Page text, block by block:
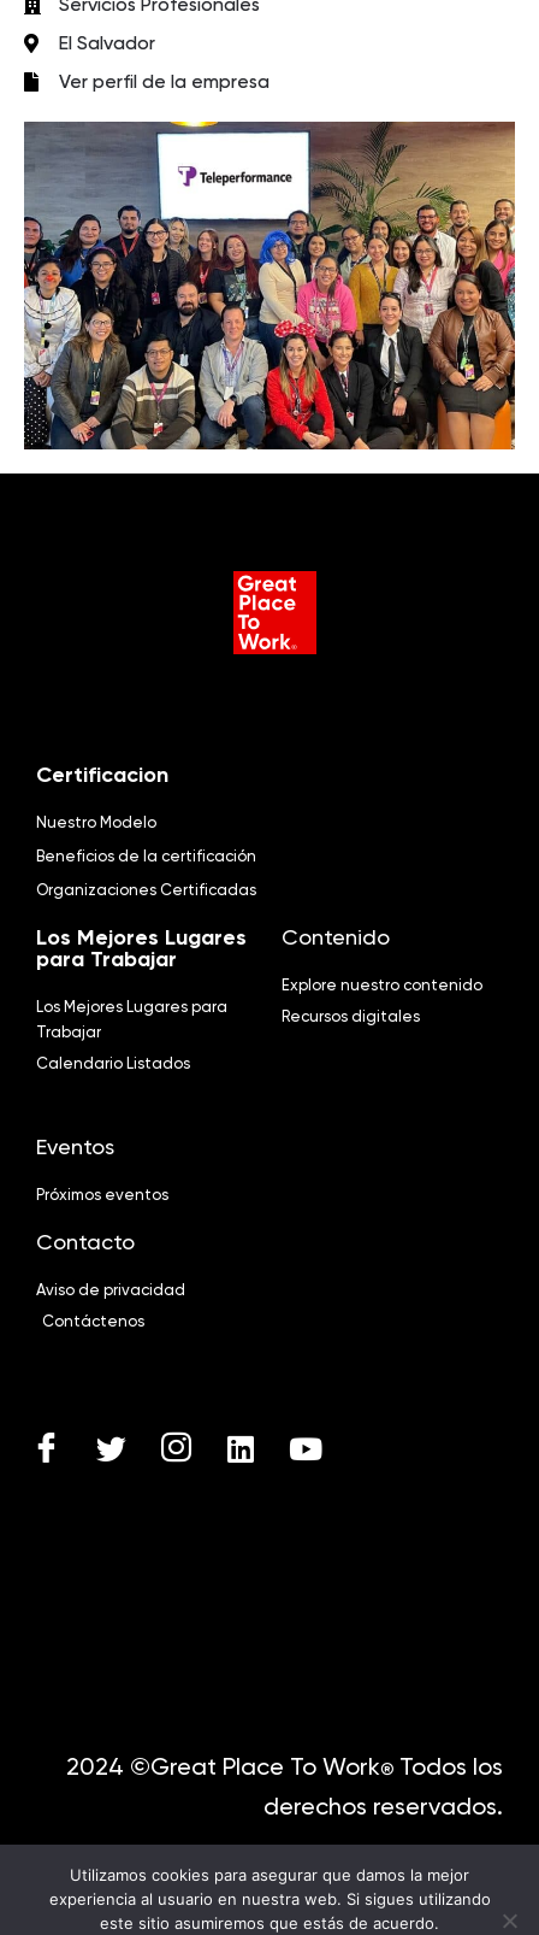
El Salvador
Ver perfil de la empresa
Certificacion
Nuestro Modelo
Beneficios de la certificación
Organizaciones Certificadas
Los Mejores Lugares
para Trabajar
Los Mejores Lugares para
Trabajar
Calendario Listados
Contenido
Explore nuestro contenido
Recursos digitales
Eventos
Próximos eventos
Contacto
Aviso de privacidad
Contáctenos
2024 ©Great Place To Work® Todos los
derechos reservados.
English
Utilizamos cookies para asegurar que damos la mejor
experiencia al usuario en nuestra web. Si sigues utilizando
este sitio asumiremos que estás de acuerdo.